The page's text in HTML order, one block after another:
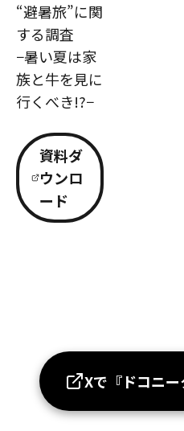
“避暑旅”に関
する調査
−暑い夏は家
族と牛を見に
行くべき!?−
資料ダ
ウンロ
ード
Xで『ドコニ